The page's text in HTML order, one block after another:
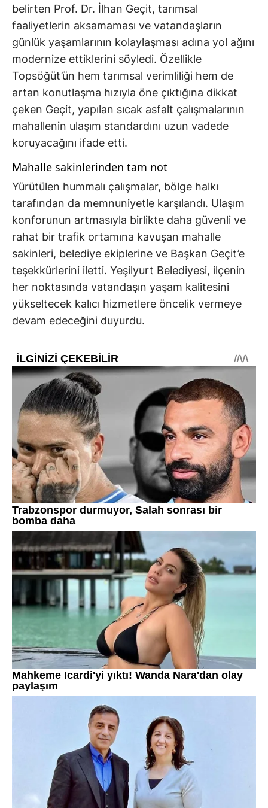
belirten Prof. Dr. İlhan Geçit, tarımsal
faaliyetlerin aksamaması ve vatandaşların
günlük yaşamlarının kolaylaşması adına yol ağını
modernize ettiklerini söyledi. Özellikle
Topsöğüt’ün hem tarımsal verimliliği hem de
artan konutlaşma hızıyla öne çıktığına dikkat
çeken Geçit, yapılan sıcak asfalt çalışmalarının
mahallenin ulaşım standardını uzun vadede
koruyacağını ifade etti.
Mahalle sakinlerinden tam not
Yürütülen hummalı çalışmalar, bölge halkı
tarafından da memnuniyetle karşılandı. Ulaşım
konforunun artmasıyla birlikte daha güvenli ve
rahat bir trafik ortamına kavuşan mahalle
sakinleri, belediye ekiplerine ve Başkan Geçit’e
teşekkürlerini iletti. Yeşilyurt Belediyesi, ilçenin
her noktasında vatandaşın yaşam kalitesini
yükseltecek kalıcı hizmetlere öncelik vermeye
devam edeceğini duyurdu.